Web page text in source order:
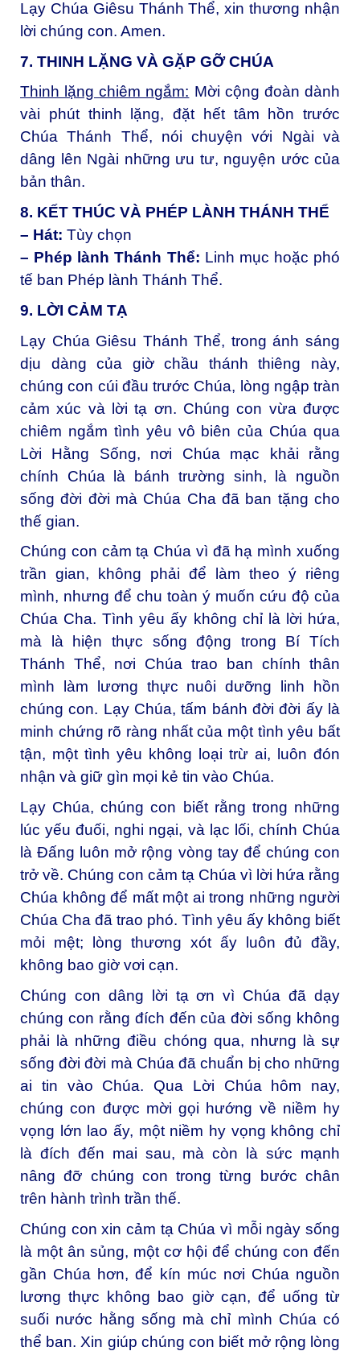
Lạy Chúa Giêsu Thánh Thể, xin thương nhận
lời chúng con. Amen.
7. THINH LẶNG VÀ GẶP GỠ CHÚA
Thinh lặng chiêm ngắm: Mời cộng đoàn dành
vài phút thinh lặng, đặt hết tâm hồn trước
Chúa Thánh Thể, nói chuyện với Ngài và
dâng lên Ngài những ưu tư, nguyện ước của
bản thân.
8. KẾT THÚC VÀ PHÉP LÀNH THÁNH THỂ
– Hát: Tùy chọn
– Phép lành Thánh Thể: Linh mục hoặc phó
tế ban Phép lành Thánh Thể.
9. LỜI CẢM TẠ
Lạy Chúa Giêsu Thánh Thể, trong ánh sáng
dịu dàng của giờ chầu thánh thiêng này,
chúng con cúi đầu trước Chúa, lòng ngập tràn
cảm xúc và lời tạ ơn. Chúng con vừa được
chiêm ngắm tình yêu vô biên của Chúa qua
Lời Hằng Sống, nơi Chúa mạc khải rằng
chính Chúa là bánh trường sinh, là nguồn
sống đời đời mà Chúa Cha đã ban tặng cho
thế gian.
Chúng con cảm tạ Chúa vì đã hạ mình xuống
trần gian, không phải để làm theo ý riêng
mình, nhưng để chu toàn ý muốn cứu độ của
Chúa Cha. Tình yêu ấy không chỉ là lời hứa,
mà là hiện thực sống động trong Bí Tích
Thánh Thể, nơi Chúa trao ban chính thân
mình làm lương thực nuôi dưỡng linh hồn
chúng con. Lạy Chúa, tấm bánh đời đời ấy là
minh chứng rõ ràng nhất của một tình yêu bất
tận, một tình yêu không loại trừ ai, luôn đón
nhận và giữ gìn mọi kẻ tin vào Chúa.
Lạy Chúa, chúng con biết rằng trong những
lúc yếu đuối, nghi ngại, và lạc lối, chính Chúa
là Đấng luôn mở rộng vòng tay để chúng con
trở về. Chúng con cảm tạ Chúa vì lời hứa rằng
Chúa không để mất một ai trong những người
Chúa Cha đã trao phó. Tình yêu ấy không biết
mỏi mệt; lòng thương xót ấy luôn đủ đầy,
không bao giờ vơi cạn.
Chúng con dâng lời tạ ơn vì Chúa đã dạy
chúng con rằng đích đến của đời sống không
phải là những điều chóng qua, nhưng là sự
sống đời đời mà Chúa đã chuẩn bị cho những
ai tin vào Chúa. Qua Lời Chúa hôm nay,
chúng con được mời gọi hướng về niềm hy
vọng lớn lao ấy, một niềm hy vọng không chỉ
là đích đến mai sau, mà còn là sức mạnh
nâng đỡ chúng con trong từng bước chân
trên hành trình trần thế.
Chúng con xin cảm tạ Chúa vì mỗi ngày sống
là một ân sủng, một cơ hội để chúng con đến
gần Chúa hơn, để kín múc nơi Chúa nguồn
lương thực không bao giờ cạn, để uống từ
suối nước hằng sống mà chỉ mình Chúa có
thể ban. Xin giúp chúng con biết mở rộng lòng